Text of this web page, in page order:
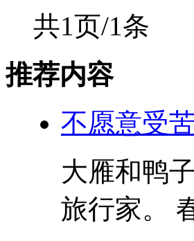
共1页/1条
推荐内容
不愿意受
大雁和鸭
旅行家。